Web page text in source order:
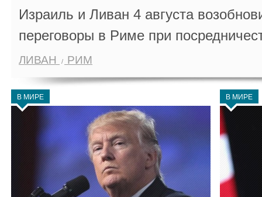
Израиль и Ливан 4 августа
переговоры в Риме при
ЛИВАН РИМ
В МИРЕ В МИРЕ